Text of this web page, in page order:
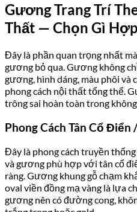
Gương Trang Trí
Thất — Chọn Gì
Đây là phần quan trọng nhất
gương bỏ qua. Gương không
gương, hình dáng, màu phôi và
phong cách nội thất tổng thể.
trông sai hoàn toàn trong
Phong Cách Tân Cổ Điển
Đây là phong cách truyền
và gương phù hợp với tân cổ
ràng. Gương khung gỗ chạm
oval viền đồng mạ vàng là lựa
gương nên có đường cong,